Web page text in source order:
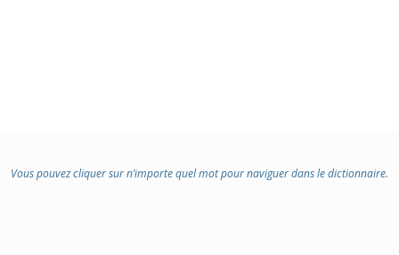
Vous pouvez cliquer sur n’importe quel mot pour naviguer dans le dictionnaire.